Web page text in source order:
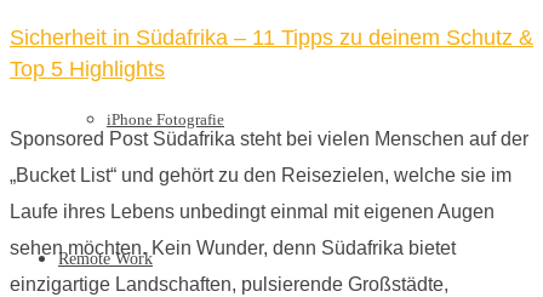
iPhone Fotografie
Remote Work
Sicherheit in Südafrika – 11 Tipps zu deinem Schutz &
Top 5 Highlights
Sponsored Post Südafrika steht bei vielen Menschen auf der
„Bucket List“ und gehört zu den Reisezielen, welche sie im
Laufe ihres Lebens unbedingt einmal mit eigenen Augen
sehen möchten. Kein Wunder, denn Südafrika bietet
einzigartige Landschaften, pulsierende Großstädte,